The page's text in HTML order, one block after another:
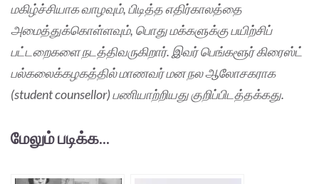
மகிழ்ச்சியாக வாழவும், பிடித்த எதிர்காலத்தை
அமைத்துக்கொள்ளவும், பொது மக்களுக்கு பயிற்சிப்
பட்டறைகளை நடத்திவருகிறார். இவர் பெங்களூர் கிரைஸ்ட்
பல்கலைக்கழகத்தில் மாணவர் மன நல ஆலோசகராக
(student counsellor) பணியாற்றியது குறிப்பிடத்தக்கது.
மேலும் படிக்க...